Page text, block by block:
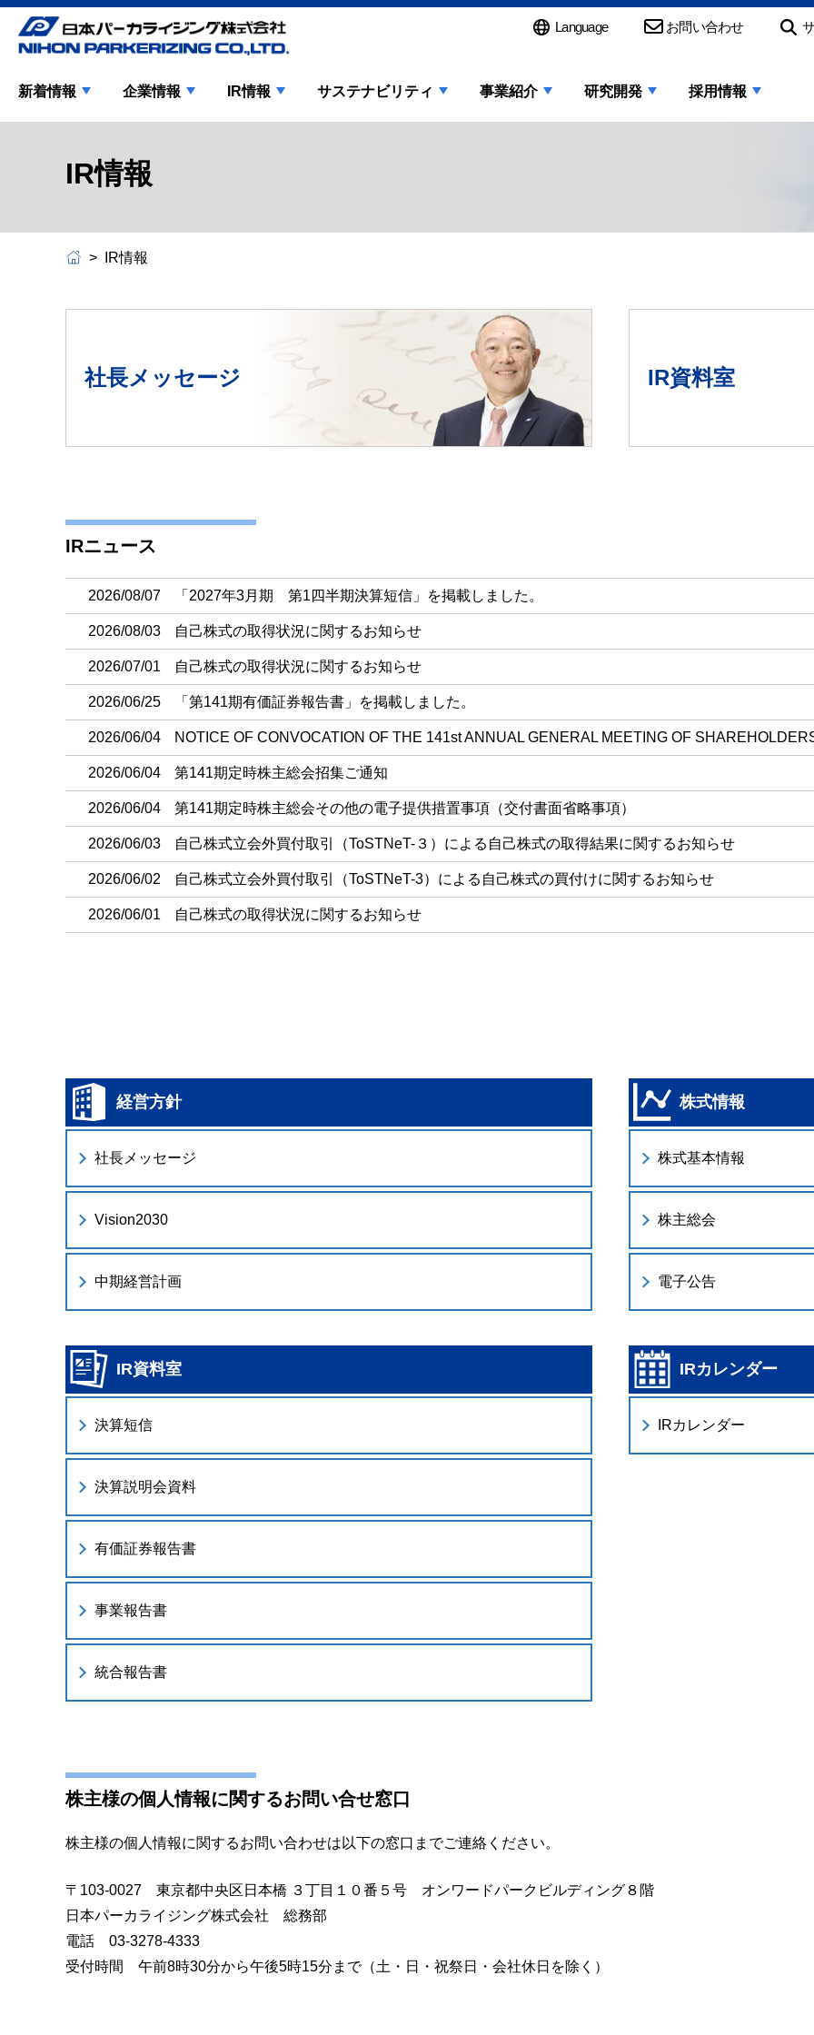
Language お問い合わせ
新着情報 企業情報 IR情報 サステナビリティ 事業紹介 研究開発 採用情報
IR情報
IR情報
社長メッセージ IR資料室
IRニュース
2026/08/07 「2027年3月期 第1四半期決算短信」を掲載しました。
2026/08/03 自己株式の取得状況に関するお知らせ
2026/07/01 自己株式の取得状況に関するお知らせ
2026/06/25 「第141期有価証券報告書」を掲載しました。
2026/06/04 NOTICE OF CONVOCATION OF THE 141st ANNUAL GENERAL MEETING OF
2026/06/04 第141期定時株主総会招集ご通知
2026/06/04 第141期定時株主総会その他の電子提供措置事項（交付書面省略事項）
2026/06/03 自己株式立会外買付取引（ToSTNeT-３）による自己株式の取得結果に関するお知らせ
2026/06/02 自己株式立会外買付取引（ToSTNeT-3）による自己株式の買付けに関するお知らせ
2026/06/01 自己株式の取得状況に関するお知らせ
経営方針
社長メッセージ
Vision2030
中期経営計画
IR資料室
決算短信
決算説明会資料
有価証券報告書
事業報告書
統合報告書
株式情報
株式基本情報
株主総会
電子公告
IRカレンダー
IRカレンダー
株主様の個人情報に関するお問い合せ窓口
株主様の個人情報に関するお問い合わせは以下の窓口までご連絡ください。
〒103-0027 東京都中央区日本橋 ３丁目１０番５号 オンワードパークビルディング８階
日本パーカライジング株式会社 総務部
電話 03-3278-4333
受付時間 午前8時30分から午後5時15分まで（土・日・祝祭日・会社休日を除く）